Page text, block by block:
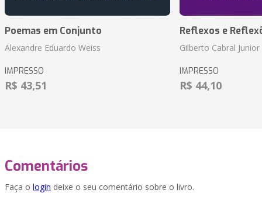
Poemas em Conjunto
Alexandre Eduardo Weiss
IMPRESSO
R$ 43,51
Reflexos e
Gilberto Cabral Junior
IMPRESSO
R$ 44,10
Comentários
Faça o login deixe o seu comentário sobre o livro.